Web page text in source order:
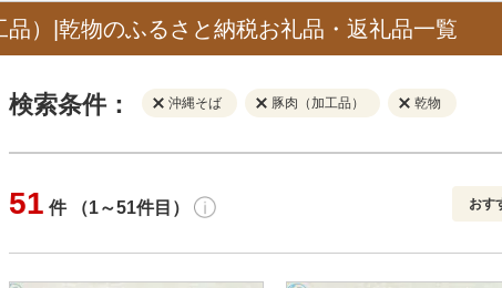
品）|乾物のふるさと納税お礼品・返礼品一覧
検索条件： 沖縄そば 豚肉（加工品） 乾物
解
51 件 （1～51件目） おす
新着